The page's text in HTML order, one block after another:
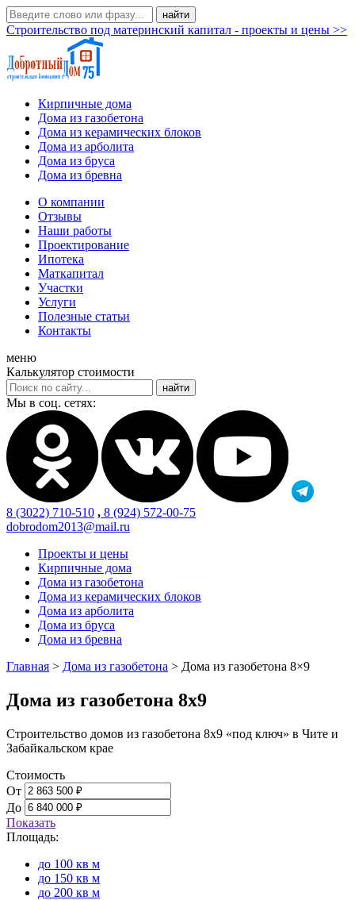
Строительство под материнский капитал - проекты и цены >>
Кирпичные дома
Дома из газобетона
Дома из керамических блоков
Дома из арболита
Дома из бруса
Дома из бревна
О компании
Отзывы
Наши работы
Проектирование
Ипотека
Маткапитал
Участки
Услуги
Полезные статьи
Контакты
меню
Калькулятор стоимости
Мы в соц. сетях:
8 (3022) 710-510 , 8 (924) 572-00-75
dobrodom2013@mail.ru
Проекты и цены
Кирпичные дома
Дома из газобетона
Дома из керамических блоков
Дома из арболита
Дома из бруса
Дома из бревна
Главная > Дома из газобетона > Дома из газобетона 8×9
Дома из газобетона 8х9
Строительство домов из газобетона 8х9 «под ключ» в Чите и
Забайкальском крае
Стоимость
От
До
Показать
Площадь:
до 100 кв м
до 150 кв м
до 200 кв м